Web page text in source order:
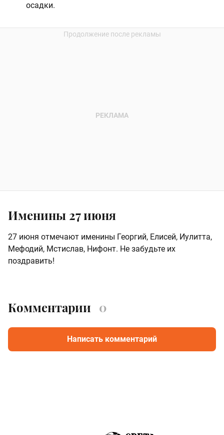
осадки.
Именины 27 июня
27 июня отмечают именины Георгий, Елисей, Иулитта,
Мефодий, Мстислав, Нифонт. Не забудьте их
поздравить!
Комментарии 0
Написать комментарий